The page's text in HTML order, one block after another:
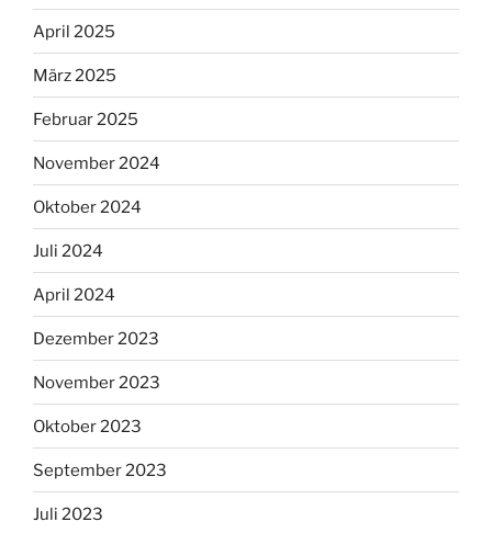
April 2025
März 2025
Februar 2025
November 2024
Oktober 2024
Juli 2024
April 2024
Dezember 2023
November 2023
Oktober 2023
September 2023
Juli 2023